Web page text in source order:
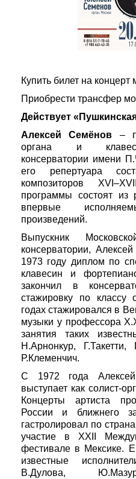
Купить билет на концерт
Приобрести трансфер
Действует
Алексей Семёнов –
органа и
консерватории имени
его репертуара
композиторов
программы состоят из
впервые
произведений.
Выпускник
консерватории,
1973 году диплом по
клавесин и
закончил в
стажировку по классу
годах стажировался в
музыки у профессора
занятия таких
Н.Арнонкур,
Р.Клеменчич.
С 1972 года
выступает как солист-
Концерты артиста
России и ближнего
гастролировал по
участие в XXII
фестивале в Мексике.
известные
В.Дулова,